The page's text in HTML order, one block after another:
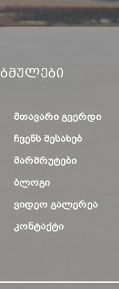
Ბმულები
ᲛᲗᲐᲕᲐᲠᲘ ᲒᲕᲔᲠᲓᲘ
ᲩᲕᲔᲜᲡ ᲨᲔᲡᲐᲮᲔᲑ
ᲛᲐᲠᲨᲠᲣᲢᲔᲑᲘ
ᲑᲚᲝᲒᲘ
ᲕᲘᲓᲔᲝ ᲒᲐᲚᲔᲠᲔᲐ
ᲙᲝᲜᲢᲐᲥᲢᲘ